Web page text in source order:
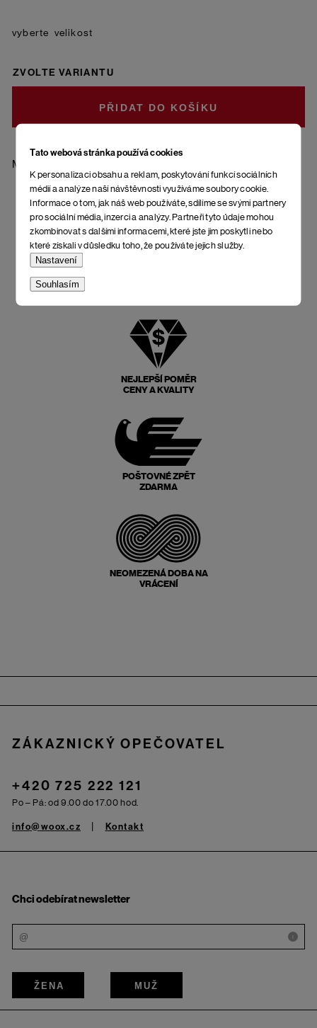
Tato webová stránka používá cookies
K personalizaci obsahu a reklam, poskytování funkcí sociálních
médií a analýze naší návštěvnosti využíváme soubory cookie.
Informace o tom, jak náš web používáte, sdílíme se svými partnery
pro sociální média, inzerci a analýzy. Partneři tyto údaje mohou
zkombinovat s dalšími informacemi, které jste jim poskytli nebo
které získali v důsledku toho, že používáte jejich služby.
Nastavení
Souhlasím
Materiál: 85 % bavlna - česaná, 10 % polyamid, 5 % elastan
velikost
ZVOLTE VARIANTU
DO KOŠÍKU
NEJLEPŠÍ POMĚR
CENY A KVALITY
POŠTOVNÉ ZPĚT
ZDARMA
NEOMEZENÁ DOBA NA
VRÁCENÍ
ZÁKAZNICKÝ OPEČOVATEL
+420 725 222 121
Po – Pá: od 9.00 do 17.00 hod.
info@woox.cz Kontakt
Chci odebírat newsletter
i
ŽENA MUŽ